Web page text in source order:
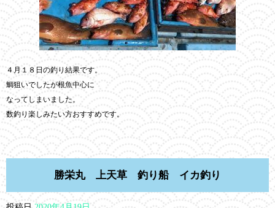
４月１８日の釣り結果です。
鯛狙いでしたが根魚中心に
なってしまいました。
数釣り楽しみたい方おすすめです。
勝栄丸 上天草 釣り船 イカ釣り